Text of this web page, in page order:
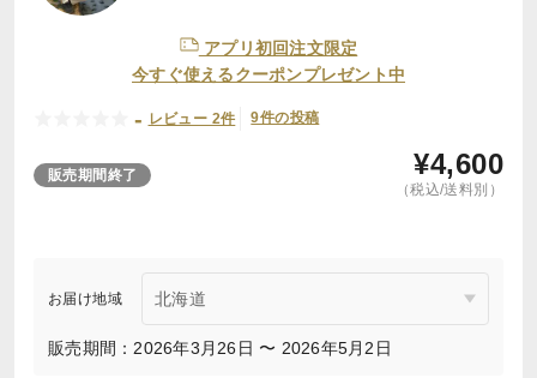
アプリ初回注文限定
今すぐ使えるクーポンプレゼント中
- レビュー 2件 9件の投稿
販売期間終了 ¥4,600
（税込/送料別）
お届け地域
販売期間：2026年3月26日 〜 2026年5月2日